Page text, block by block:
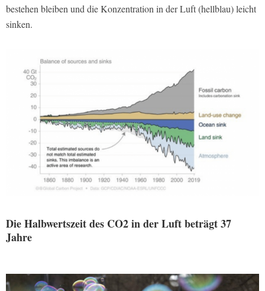
bestehen bleiben und die Konzentration in der Luft (hellblau) leicht
sinken.
Die Halbwertszeit des CO2 in der Luft beträgt 37
Jahre